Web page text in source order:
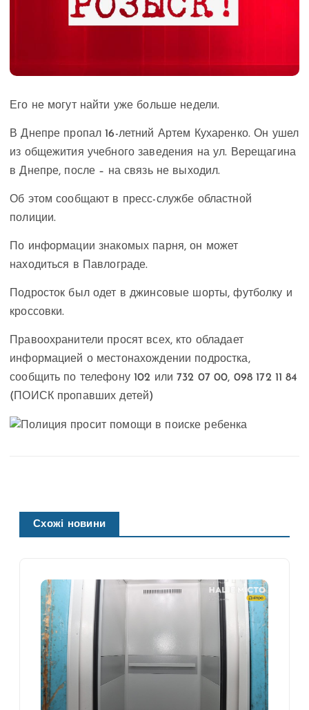
Его не могут найти уже больше недели.
В Днепре пропал 16-летний Артем Кухаренко. Он ушел
из общежития учебного заведения на ул. Верещагина
в Днепре, после – на связь не выходил.
Об этом сообщают в пресс-службе областной
полиции.
По информации знакомых парня, он может
находиться в Павлограде.
Подросток был одет в джинсовые шорты, футболку и
кроссовки.
Правоохранители просят всех, кто обладает
информацией о местонахождении подростка,
сообщить по телефону 102 или 732 07 00, 098 172 11 84
(ПОИСК пропавших детей)
Схожі новини